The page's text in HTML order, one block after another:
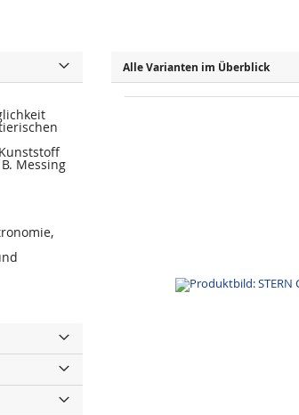
Messing
Alle Varianten im Überblick